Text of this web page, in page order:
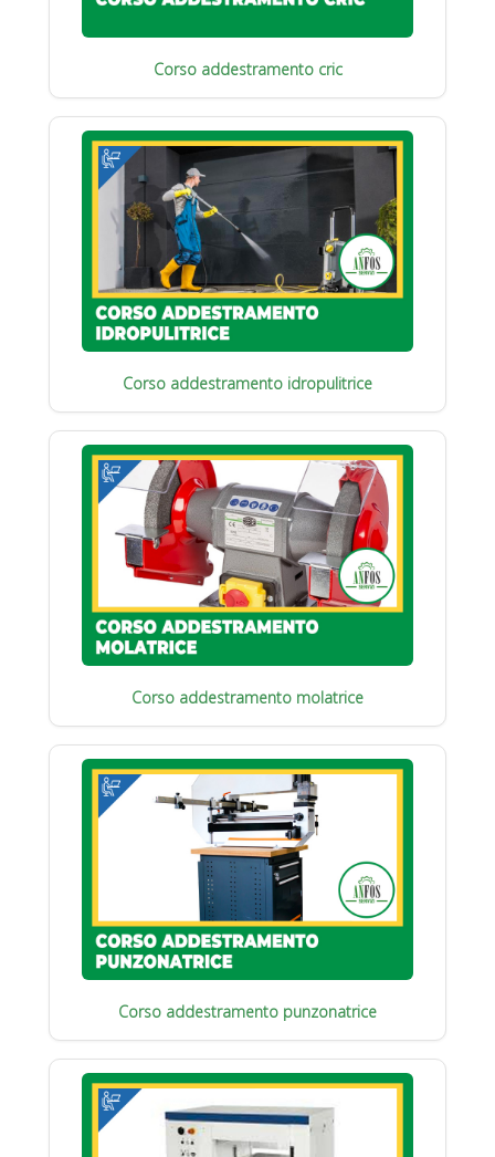
Corso addestramento cric
Corso addestramento idropulitrice
Corso addestramento molatrice
Corso addestramento punzonatrice